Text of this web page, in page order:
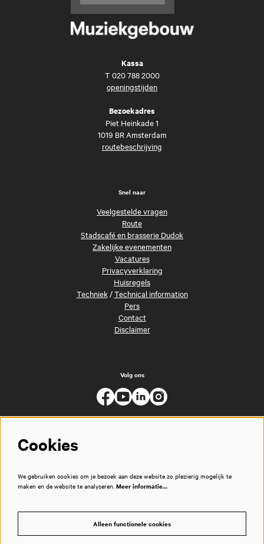
Kassa
T 020 788 2000
openingstijden
Bezoekadres
Piet Heinkade 1
1019 BR Amsterdam
routebeschrijving
Snel naar
Veelgestelde vragen
Route
Stadscafé en brasserie Dudok
Zakelijke evenementen
Vacatures
Privacyverklaring
Huisregels
Techniek/Technical information
Pers
Contact
Disclaimer
Volg ons
Cookies
We gebruiken cookies om je bezoek aan deze website zo plezierig mogelijk te
maken en de website te analyseren. Meer informatie…
Alleen functionele cookies